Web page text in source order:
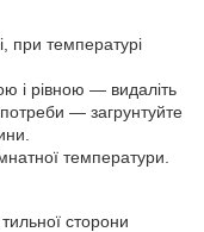
при температурі
і рівною — видаліть
— загрунтуйте
температури.
сторони